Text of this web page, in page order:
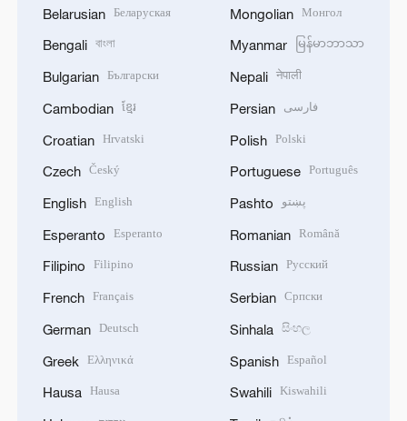
Belarusian Беларуская
Bengali বাংলা
Bulgarian Български
Cambodian ខ្មែរ
Croatian Hrvatski
Czech Český
English English
Esperanto Esperanto
Filipino Filipino
French Français
German Deutsch
Greek Ελληνικά
Hausa Hausa
Mongolian Монгол
Myanmar မြန်မာဘာသာ
Nepali नेपाली
Persian فارسی
Polish Polski
Portuguese Português
Pashto پښتو
Romanian Română
Russian Русский
Serbian Српски
Sinhala සිංහල
Spanish Español
Swahili Kiswahili